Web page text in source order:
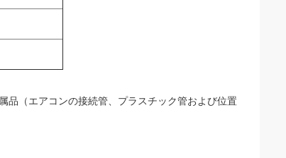
品（エアコンの接続管、プラスチック管および位置